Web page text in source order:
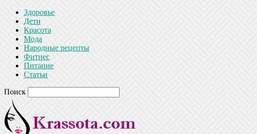
Здоровье
Дети
Красота
Мода
Народные рецепты
Фитнес
Питание
Статьи
Поиск